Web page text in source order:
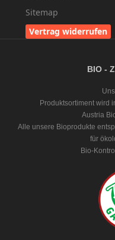
Sitemap
Vertrag widerrufen
BIO -
Produktsortiment wird
Austria
Alle unsere Bioprodukte
für
Bio-